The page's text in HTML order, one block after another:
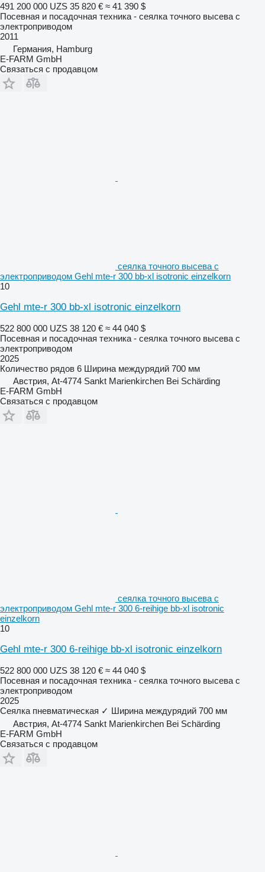
491 200 000 UZS 35 820 € ≈ 41 390 $
Посевная и посадочная техника - сеялка точного высева с
электроприводом
2011
Германия, Hamburg
E-FARM GmbH
Связаться с продавцом
сеялка точного высева с
электроприводом Gehl mte-r 300 bb-xl isotronic einzelkorn
10
Gehl mte-r 300 bb-xl isotronic einzelkorn
522 800 000 UZS 38 120 € ≈ 44 040 $
Посевная и посадочная техника - сеялка точного высева с
электроприводом
2025
Количество рядов 6 Ширина междурядий 700 мм
Австрия, At-4774 Sankt Marienkirchen Bei Schärding
E-FARM GmbH
Связаться с продавцом
сеялка точного высева с
электроприводом Gehl mte-r 300 6-reihige bb-xl isotronic
einzelkorn
10
Gehl mte-r 300 6-reihige bb-xl isotronic einzelkorn
522 800 000 UZS 38 120 € ≈ 44 040 $
Посевная и посадочная техника - сеялка точного высева с
электроприводом
2025
Сеялка пневматическая ✓ Ширина междурядий 700 мм
Австрия, At-4774 Sankt Marienkirchen Bei Schärding
E-FARM GmbH
Связаться с продавцом